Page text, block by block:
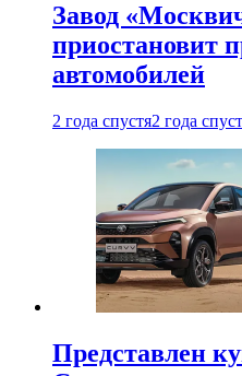
Завод
приостановит
автомобилей
2 года спустя2 года
Представлен